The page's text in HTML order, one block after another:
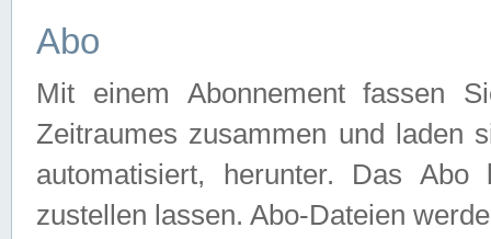
Abo
Mit einem Abonnement fassen
Zeitraumes zusammen und laden
automatisiert, herunter. Das
zustellen lassen. Abo-Dateien